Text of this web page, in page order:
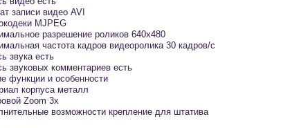
записи видео AVI
MJPEG
разрешение роликов 640x480
частота кадров видеоролика 30 кадров/с
звука есть
звуковых комментариев есть
функции и особенности
корпуса металл
Zoom 3x
возможности крепление для штатива